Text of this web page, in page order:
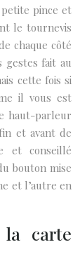
pince et
le tournevis
chaque côté
gestes fait au
cette fois si
il vous est
haut-parleur
et avant de
et conseillé
bouton mise
et l’autre en
la carte